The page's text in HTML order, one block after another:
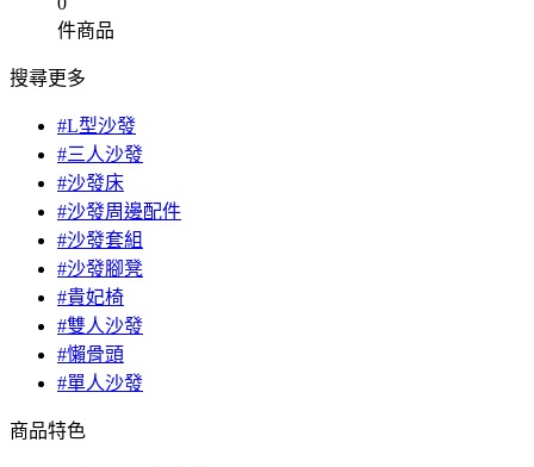
件商品
搜尋更多
#L型沙發
#三人沙發
#沙發床
#沙發周邊配件
#沙發套組
#沙發腳凳
#貴妃椅
#雙人沙發
#懶骨頭
#單人沙發
商品特色